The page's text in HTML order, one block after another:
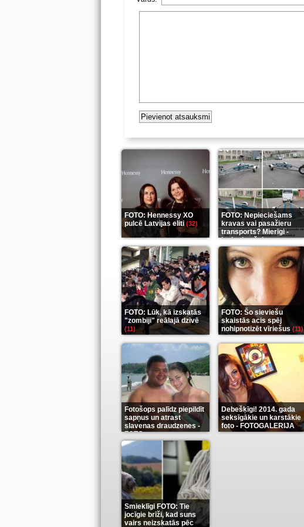
FOTO: Hennessy XO
pulcē Latvijas eliti(32)
FOTO: Nepieciešams
kravas vai pasažieru
transports? Mierīgi -
ieskaties šeit(35)
FOTO: Lūk, kā izskatās
"zombiji" reālajā dzīvē
(11)
FOTO: Šo sieviešu
skaistās acis spēj
nohipnotizēt vīriešus (11)
Fotošops palīdz piepildīt
sapņus un atrast
slavenas draudzenes -
FOTO(13)
Debešķīgi! 2014. gada
seksīgākie un karstākie
foto - FOTOGALERIJA
(9)
Smieklīgi FOTO: Tie
jocīgie brīži, kad suns
vairs neizskatās pēc